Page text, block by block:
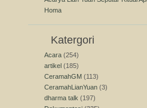
Homa
Katergori
Acara (254)
artikel (185)
CeramahGM (113)
CeramahLianYuan (3)
dharma talk (197)